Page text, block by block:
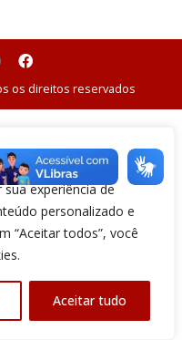
experiência de
personalizado e
“Aceitar todos”, você
Aceitar tudo
os direitos reservados